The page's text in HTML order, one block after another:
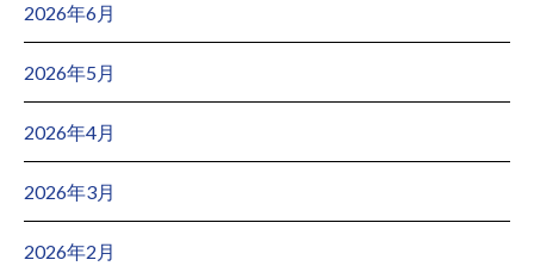
2026年6月
2026年5月
2026年4月
2026年3月
2026年2月